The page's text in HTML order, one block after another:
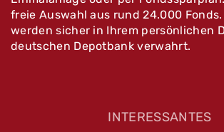
freie Auswahl aus rund 24.000
werden sicher in Ihrem persönlichen
deutschen Depotbank verwahrt.
INTERESSANTES